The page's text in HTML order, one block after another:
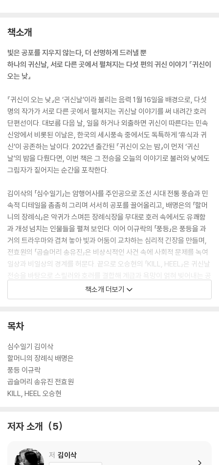
책소개
빛은 공포를 지우지 않는다, 더 선명하게 드러낼 뿐
하나의 귀신날, 서로 다른 곳에서 펼쳐지는 다섯 편의 귀신 이야기 『귀신이
오는 낮』
『귀신이 오는 낮』은 ‘귀신날’이라 불리는 음력 1월 16일을 배경으로, 다섯
명의 작가가 서로 다른 곳에서 펼쳐지는 귀신날 이야기를 써 내려간 호러
단편선이다. 대보름 다음 날, 일을 하거나 외출하면 귀신이 따른다는 민속
신앙에서 비롯된 이날은, 한국의 세시풍속 중에서도 독특하게 ‘휴식과 귀
신’이 공존하는 날이다. 2022년 출간된 『귀신이 오는 밤』이 먼저 ‘귀신
날’의 밤을 다뤘다면, 이번 책은 그 전승을 오늘의 이야기로 불러와 낮에도
그림자가 짙어지는 순간을 포착한다.
김이삭의 「심수일기」는 암행어사를 주인공으로 조선 시대 전통 풍습과 민
속적 디테일을 촘촘히 그리며 서서히 공포를 끌어올리고, 배명은의 「할머
니의 장례식」은 악귀가 스며든 장례식장을 무대로 호러 속에서도 유쾌함
과 개성 넘치는 인물들을 펼쳐 보인다. 이어 이규락의 「풍등」은 풍등을 과
거의 트라우마와 겹쳐 놓아 빛과 어둠이 교차하는 심리적 긴장을 만들며,
전효원의 「곱슬머리 송유진」은 비상식적인 사건 속에 사회적 문제를 녹여
일상과 비일상의 경계를 허문다. 끝으로 오승현의 「KILL, HEEL」은 귀신날
전승을 바탕으로 스릴러와 호러를 결합해 계급과 욕망이 얽혀 빚어내는 공
각 단편은 귀신을 인간의 내면, 사회의 이면, 역사적 기억과 연결된 존재로
신들은 우리가 방심한 한낮에도, 문틈과 시선 끝, 기억 속 빈자리에서 우리
를 기다리고 있을지 모른다.
‘귀신날 호러 단편선’ 시리즈는 전승되는 민속과 현대 장르 문학을 잇는 시
도이자, 한국적 공포를 오늘의 언어로 재해석하는 기획이다. 한국형 호러
책소개 더보기
목차
심수일기 김이삭
할머니의 장례식 배명은
풍등 이규락
곱슬머리 송유진 전효원
KILL, HEEL 오승현
저자 소개 5
저 김이삭